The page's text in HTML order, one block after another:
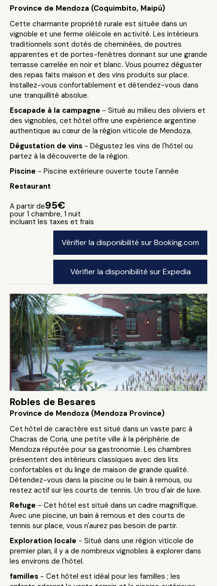
Province de Mendoza (Coquimbito, Maipú)
Cette charmante propriété rurale est située dans un
vignoble et une ferme oléicole en activité. Les intérieurs
traditionnels sont dotés de cheminées, de poutres
apparentes et de portes-fenêtres donnant sur une grande
terrasse carrelée en noir et blanc. Vous pourrez déguster
des repas faits maison et des vins produits sur place.
Installez-vous confortablement et détendez-vous dans
une tranquillité absolue.
Escapade à la campagne - Situé au milieu des oliviers et
des vignobles, cet hôtel offre une expérience argentine
authentique au cœur de la région viticole de Mendoza.
Dégustation de vins - Dégustez les vins de l'hôtel ou
partez à la découverte de la région.
Piscine - Piscine extérieure ouverte toute l'année
Restaurant
A partir de95€
pour 1 chambre, 1 nuit
incluant les taxes et frais
Vérifier la disponibilité sur Booking.com
Vérifier la disponibilité sur Expedia
Robles de Besares
Province de Mendoza (Mendoza Province)
Cet hôtel de caractère est situé dans un vaste parc à
Chacras de Coria, une petite ville à la périphérie de
Mendoza réputée pour sa gastronomie. Les chambres
présentent des intérieurs classiques avec des lits
confortables et du linge de maison de grande qualité.
Détendez-vous dans la piscine ou le bain à remous, ou
restez actif sur les courts de tennis. Un trou d'air de luxe.
Refuge - Cet hôtel est situé dans un cadre magnifique.
Avec une piscine, un bain à remous et des courts de
tennis sur place, vous n'aurez pas besoin de partir.
Exploration locale - Situé dans une région viticole de
premier plan, il y a de nombreux vignobles à explorer dans
les environs de l'hôtel.
familles - Cet hôtel est idéal pour les familles ; les